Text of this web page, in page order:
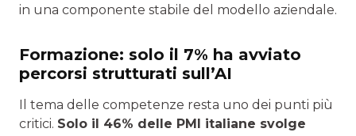
in una componente stabile del modello aziendale.
Formazione: solo il 7% ha avviato
percorsi strutturati sull’AI
Il tema delle competenze resta uno dei punti più
critici. Solo il 46% delle PMI italiane svolge